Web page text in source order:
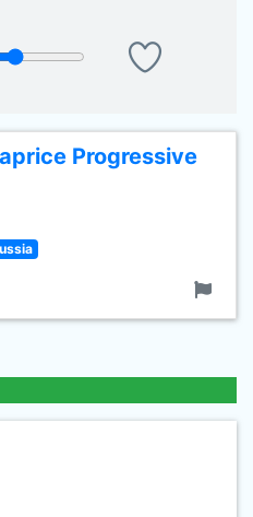
Progressive